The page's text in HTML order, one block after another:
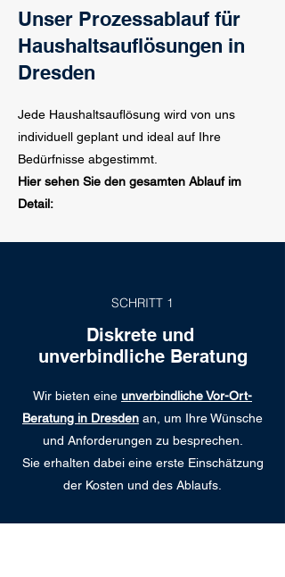
Unser Prozessablauf für
Haushaltsauflösungen in
Dresden
Jede Haushaltsauflösung wird von uns
individuell geplant und ideal auf Ihre
Bedürfnisse abgestimmt.
Hier sehen Sie den gesamten Ablauf im
Detail:
SCHRITT 1
Diskrete und
unverbindliche Beratung
Wir bieten eine unverbindliche Vor-Ort-
Beratung in Dresden an, um Ihre Wünsche
und Anforderungen zu besprechen.
Sie erhalten dabei eine erste Einschätzung
der Kosten und des Ablaufs.